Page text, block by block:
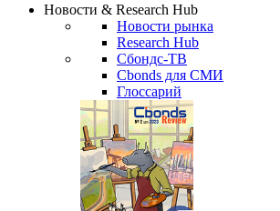
Новости & Research Hub
Новости рынка
Research Hub
Сбондс-ТВ
Cbonds для СМИ
Глоссарий